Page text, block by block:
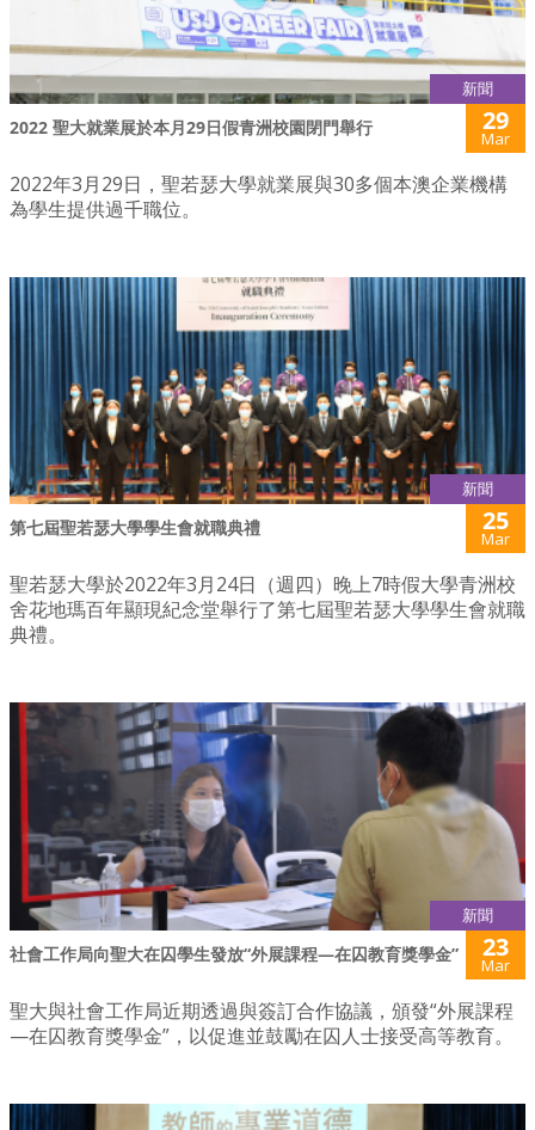
新聞
2022 聖大就業展於本月29日假青洲校園閉門舉行 29
Mar
2022年3月29日，聖若瑟大學就業展與30多個本澳企業機構
為學生提供過千職位。
新聞
第七屆聖若瑟大學學生會就職典禮 25
Mar
聖若瑟大學於2022年3月24日（週四）晚上7時假大學青洲校
舍花地瑪百年顯現紀念堂舉行了第七屆聖若瑟大學學生會就職
典禮。
新聞
社會工作局向聖大在囚學生發放“外展課程—在囚教育獎學金” 23
Mar
聖大與社會工作局近期透過與簽訂合作協議，頒發“外展課程
—在囚教育獎學金”，以促進並鼓勵在囚人士接受高等教育。